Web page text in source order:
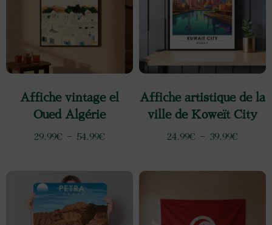
Affiche vintage el
Oued Algérie
29.99€ – 54.99€
Affiche artistique de la
ville de Koweït City
24.99€ – 39.99€